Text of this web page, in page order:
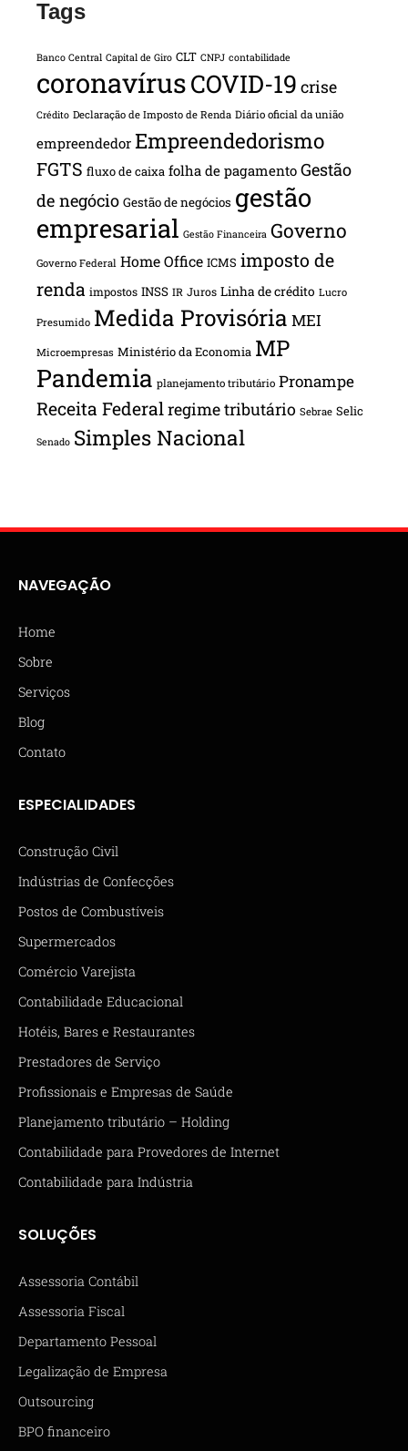
Tags
Banco Central Capital de Giro CLT CNPJ contabilidade
coronavírusCOVID-19 crise
Crédito Declaração de Imposto de Renda Diário oficial da união
empreendedor Empreendedorismo
FGTS fluxo de caixa folha de pagamento Gestão
de negócio Gestão de negócios gestão
empresarial Gestão Financeira Governo
Governo Federal Home Office ICMS imposto de
renda impostos INSS IR Juros Linha de crédito Lucro
Presumido Medida Provisória MEI
Microempresas Ministério da Economia MP
Pandemia planejamento tributário Pronampe
Receita Federalregime tributário Sebrae Selic
Senado Simples Nacional
NAVEGAÇÃO
Home
Sobre
Serviços
Blog
Contato
ESPECIALIDADES
Construção Civil
Indústrias de Confecções
Postos de Combustíveis
Supermercados
Comércio Varejista
Contabilidade Educacional
Hotéis, Bares e Restaurantes
Prestadores de Serviço
Profissionais e Empresas de Saúde
Planejamento tributário – Holding
Contabilidade para Provedores de Internet
Contabilidade para Indústria
SOLUÇÕES
Assessoria Contábil
Assessoria Fiscal
Departamento Pessoal
Legalização de Empresa
Outsourcing
BPO financeiro